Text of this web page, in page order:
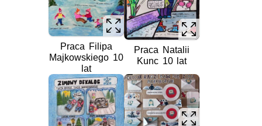
Praca Filipa
Majkowskiego 10
lat
Praca Natalii
Kunc 10 lat